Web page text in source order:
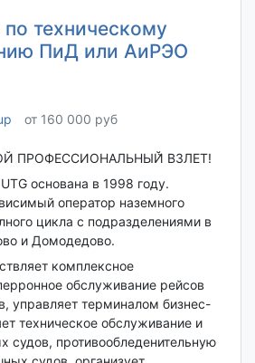
техническому
ПиД или АиРЭО
от 160 000 руб
ПРОФЕССИОНАЛЬНЫЙ̆ ВЗЛЕТ!
основана в 1998 году.
оператор наземного
цикла с подразделениями в
и Домодедово.
комплексное
обслуживание рейсов
управляет терминалом бизнес-
техническое обслуживание и
судов, противообледенительную